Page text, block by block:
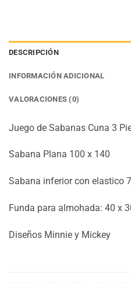
DESCRIPCIÓN
INFORMACIÓN ADICIONAL
VALORACIONES (0)
Juego de Sabanas Cuna 3
Sabana Plana 100 x 140
Sabana inferior con elastico
Funda para almohada: 40 x
Diseños Minnie y Mickey